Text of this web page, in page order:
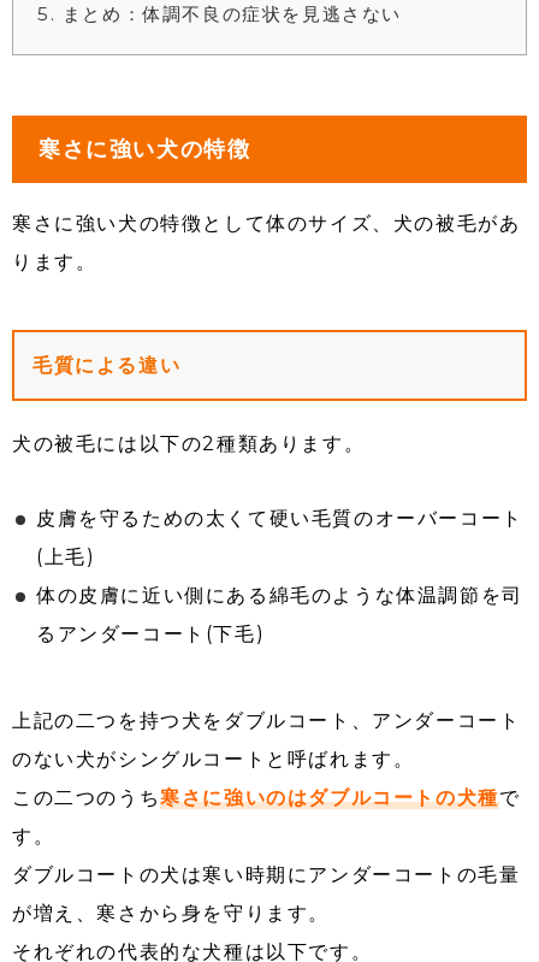
5
まとめ：体調不良の症状を見逃さない
寒さに強い犬の特徴
寒さに強い犬の特徴として体のサイズ、犬の被毛があ
ります。
毛質による違い
犬の被毛には以下の2種類あります。
皮膚を守るための太くて硬い毛質のオーバーコート
(上毛)
体の皮膚に近い側にある綿毛のような体温調節を司
るアンダーコート(下毛)
上記の二つを持つ犬をダブルコート、アンダーコート
のない犬がシングルコートと呼ばれます。
この二つのうち寒さに強いのはダブルコートの犬種で
す。
ダブルコートの犬は寒い時期にアンダーコートの毛量
が増え、寒さから身を守ります。
それぞれの代表的な犬種は以下です。